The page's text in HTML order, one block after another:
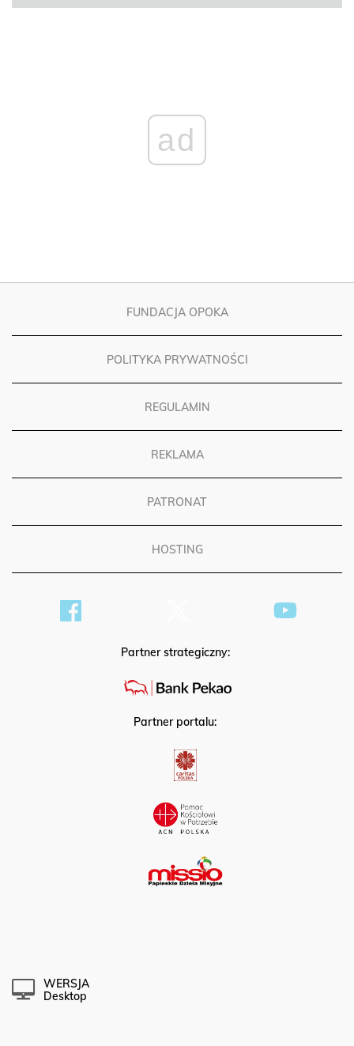
ad
FUNDACJA OPOKA
POLITYKA PRYWATNOŚCI
REGULAMIN
REKLAMA
PATRONAT
HOSTING
Partner strategiczny:
Partner portalu:
WERSJA
Desktop